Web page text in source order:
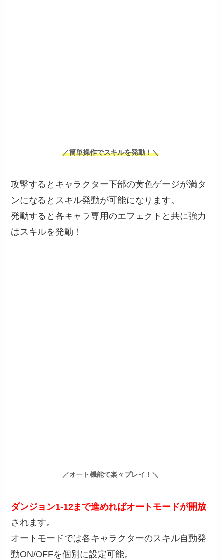
／簡単操作でスキルを発動！＼
攻撃するとキャラクター下部の黄色ゲージが満タ
ンになるとスキル発動が可能になります。
発動すると各キャラ専用のエフェクトと共に強力
はスキルを発動！
／オート機能で楽々プレイ！＼
ダンジョン1-12まで進めればオートモードが開放
されます。
オートモードでは各キャラクターのスキル自動発
動ON/OFFを個別に設定可能。